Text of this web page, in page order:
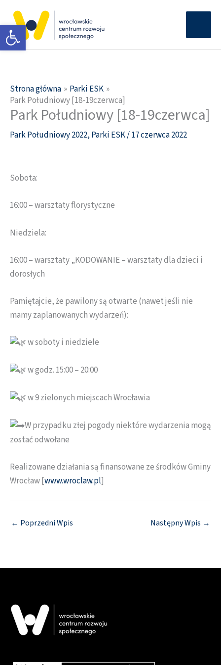
Otwórz pasek narzędzi
treści
Strona główna
Parki ESK
Park Południowy [18-19czerwca]
Park Południowy [18-19czerwca]
Park Południowy 2022, Parki ESK/17 czerwca 2022
Sobota:
16:00 – warsztaty florystyczne
Niedziela:
16:00 – warsztaty „KODOWANIE – warsztaty dla dzieci i
dorosłych
Pamiętajcie, że pawilony są otwarte (nawet jeśli nie
mamy zaplanowanych wydarzeń):
w soboty i niedziele
w godz. 15:00 – 20:00
w 9 zielonych miejscach Wrocławia
W przypadku złej pogody niektóre wydarzenia mogą
zostać odwołane
Realizowane działania są finansowane ze środków Gminy
Wrocław [www.wroclaw.pl]
← Poprzedni Wpis Następny Wpis →